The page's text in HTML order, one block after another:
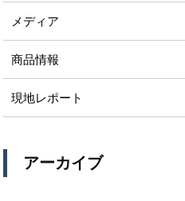
メディア
商品情報
現地レポート
アーカイブ